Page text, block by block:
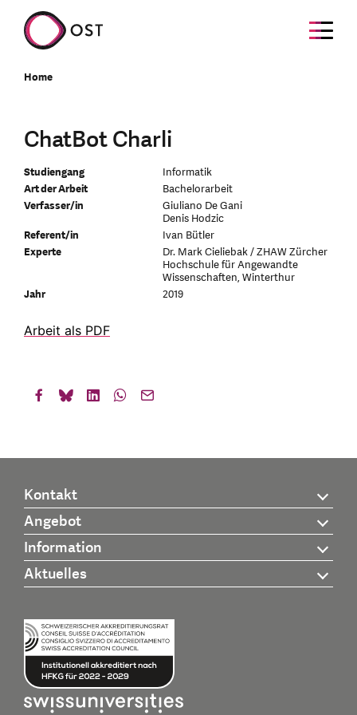
Home
ChatBot Charli
Studiengang
Informatik
Art der Arbeit
Bachelorarbeit
Verfasser/in
Giuliano De Gani
Denis Hodzic
Referent/in
Ivan Bütler
Experte
Dr. Mark Cieliebak / ZHAW Zürcher
Hochschule für Angewandte
Wissenschaften, Winterthur
Jahr
2019
Arbeit als PDF
Kontakt
Angebot
Information
Aktuelles